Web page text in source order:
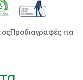
Προδιαγραφές